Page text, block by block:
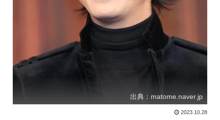
出典：matome.naver.jp
2023.10.28